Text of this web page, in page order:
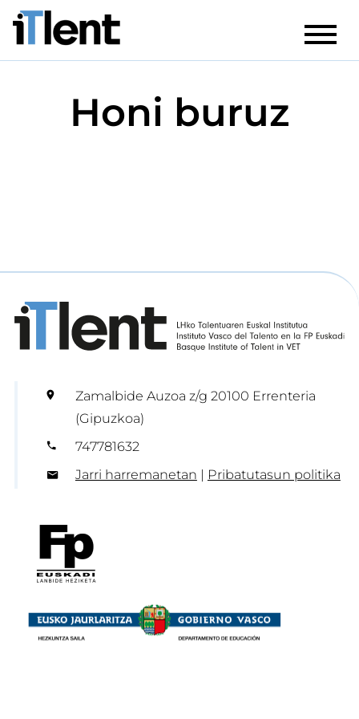
Honi buruz
Zamalbide Auzoa z/g 20100 Errenteria
(Gipuzkoa)
747781632
Jarri harremanetan | Pribatutasun politika